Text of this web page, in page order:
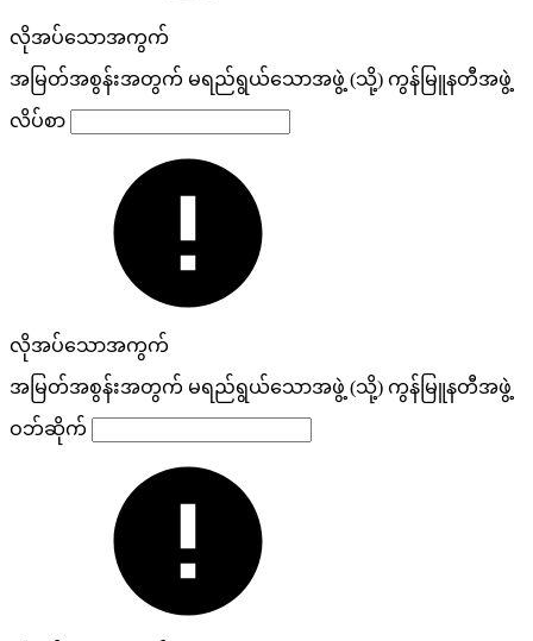
လိုအပ်သောအကွက်
အမြတ်အစွန်းအတွက် မရည်ရွယ်သောအဖွဲ့ (သို့) ကွန်မြူနတီအဖွဲ့
လိပ်စာ
လိုအပ်သောအကွက်
အမြတ်အစွန်းအတွက် မရည်ရွယ်သောအဖွဲ့ (သို့) ကွန်မြူနတီအဖွဲ့
ဝဘ်ဆိုက်